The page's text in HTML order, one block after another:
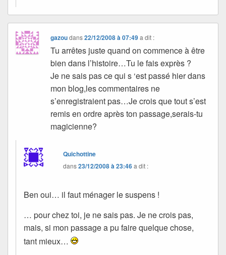
gazoudans22/12/2008 à 07:49 a dit :
Tu arrêtes juste quand on commence à être
bien dans l’histoire…Tu le fais exprès ?
Je ne sais pas ce qui s ‘est passé hier dans
mon blog,les commentaires ne
s’enregistraient pas…Je crois que tout s’est
remis en ordre après ton passage,serais-tu
magicienne?
Quichottine
dans23/12/2008 à 23:46a dit :
Ben oui… il faut ménager le suspens !
… pour chez toi, je ne sais pas. Je ne crois pas,
mais, si mon passage a pu faire quelque chose,
tant mieux…